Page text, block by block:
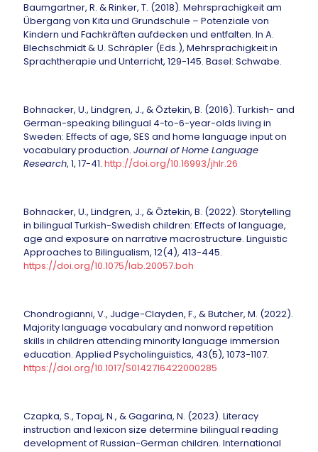
Baumgartner, R. & Rinker, T. (2018). Mehrsprachigkeit am
Übergang von Kita und Grundschule – Potenziale von
Kindern und Fachkräften aufdecken und entfalten. In A.
Blechschmidt & U. Schräpler (Eds.), Mehrsprachigkeit in
Sprachtherapie und Unterricht, 129-145. Basel: Schwabe.
Bohnacker, U., Lindgren, J., & Öztekin, B. (2016). Turkish- and
German-speaking bilingual 4-to-6-year-olds living in
Sweden: Effects of age, SES and home language input on
vocabulary production. Journal of Home Language
Research, 1, 17-41. http://doi.org/10.16993/jhlr.26
Bohnacker, U., Lindgren, J., & Öztekin, B. (2022). Storytelling
in bilingual Turkish-Swedish children: Effects of language,
age and exposure on narrative macrostructure. Linguistic
Approaches to Bilingualism, 12(4), 413-445.
https://doi.org/10.1075/lab.20057.boh
Chondrogianni, V., Judge-Clayden, F., & Butcher, M. (2022).
Majority language vocabulary and nonword repetition
skills in children attending minority language immersion
education. Applied Psycholinguistics, 43(5), 1073-1107.
https://doi.org/10.1017/S0142716422000285
Czapka, S., Topaj, N., & Gagarina, N. (2023). Literacy
instruction and lexicon size determine bilingual reading
development of Russian-German children. International